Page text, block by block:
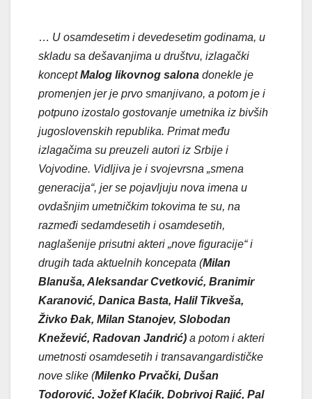
… U osamdesetim i devedesetim godinama, u
skladu sa dešavanjima u društvu, izlagački
konceptMalog likovnog salona donekle je
promenjen jer je prvo smanjivano, a potom je i
potpuno izostalo gostovanje umetnika iz bivših
jugoslovenskih republika. Primat među
izlagačima su preuzeli autori iz Srbije i
Vojvodine. Vidljiva je i svojevrsna „smena
generacija“, jer se pojavljuju nova imena u
ovdašnjim umetničkim tokovima te su, na
razmeđi sedamdesetih i osamdesetih,
naglašenije prisutni akteri „nove figuracije“ i
drugih tada aktuelnih koncepata (Milan
Blanuša, Aleksandar Cvetković, Branimir
Karanović, Danica Basta, Halil Tikveša,
Živko Đak, Milan Stanojev, Slobodan
Knežević, Radovan Jandrić) a potom i akteri
umetnosti osamdesetih i transavangardističke
nove slike (Milenko Prvački, Dušan
Todorović, Jožef Klaćik, Dobrivoj Rajić, Pal